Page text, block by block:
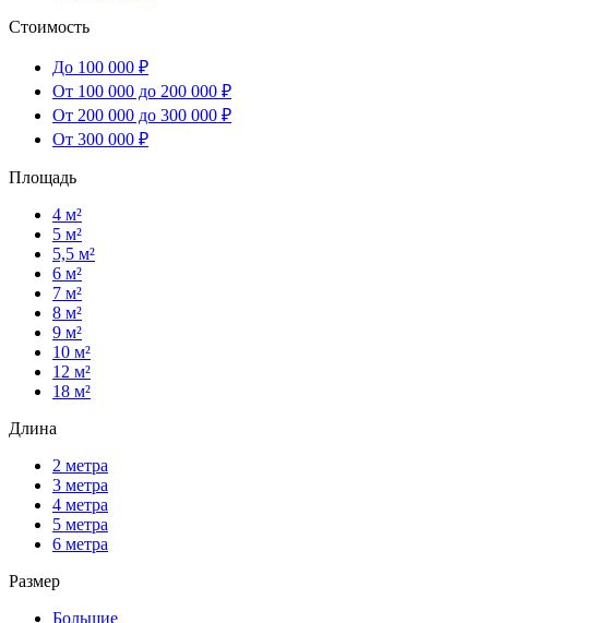
Стоимость
До 100 000 ₽
От 100 000 до 200 000 ₽
От 200 000 до 300 000 ₽
От 300 000 ₽
Площадь
4 м²
5 м²
5,5 м²
6 м²
7 м²
8 м²
9 м²
10 м²
12 м²
18 м²
Длина
2 метра
3 метра
4 метра
5 метра
6 метра
Размер
Большие